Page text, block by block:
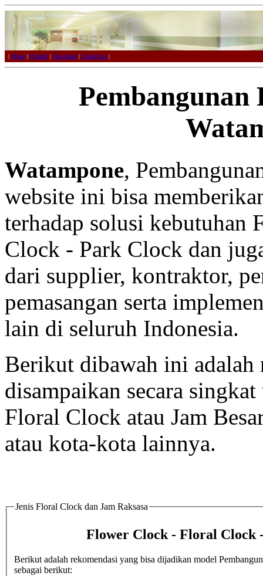
| Home | Product | Download | Contact us |
Watampone,
website ini bisa
terhadap solusi kebutuhan
Clock - Park Clock dan
dari supplier, kontraktor,
pemasangan serta
lain di seluruh Indonesia.
Berikut dibawah ini adalah
disampaikan secara
Floral Clock atau Jam
atau kota-kota lainnya.
Jenis Floral Clock dan Jam Raksasa
Flower Clock - Floral Clock
Berikut adalah rekomendasi yang bisa dijadikan model
sebagai berikut: